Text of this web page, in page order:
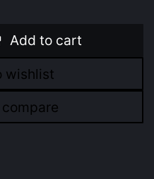
Add to cart
wishlist